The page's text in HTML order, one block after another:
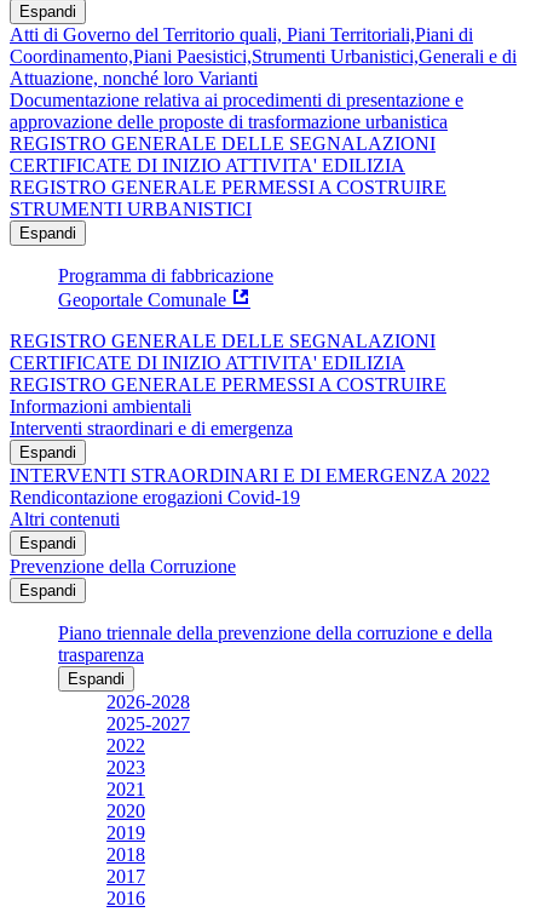
Espandi
Atti di Governo del Territorio quali, Piani Territoriali,Piani di
Coordinamento,Piani Paesistici,Strumenti Urbanistici,Generali e di
Attuazione, nonché loro Varianti
Documentazione relativa ai procedimenti di presentazione e
approvazione delle proposte di trasformazione urbanistica
REGISTRO GENERALE DELLE SEGNALAZIONI
CERTIFICATE DI INIZIO ATTIVITA' EDILIZIA
REGISTRO GENERALE PERMESSI A COSTRUIRE
STRUMENTI URBANISTICI
Espandi
Programma di fabbricazione
Geoportale Comunale
REGISTRO GENERALE DELLE SEGNALAZIONI
CERTIFICATE DI INIZIO ATTIVITA' EDILIZIA
REGISTRO GENERALE PERMESSI A COSTRUIRE
Informazioni ambientali
Interventi straordinari e di emergenza
Espandi
INTERVENTI STRAORDINARI E DI EMERGENZA 2022
Rendicontazione erogazioni Covid-19
Altri contenuti
Espandi
Prevenzione della Corruzione
Espandi
Piano triennale della prevenzione della corruzione e della
trasparenza
Espandi
2026-2028
2025-2027
2022
2023
2021
2020
2019
2018
2017
2016